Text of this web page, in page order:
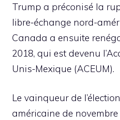
Trump a préconisé la
libre-échange nord-
Canada a ensuite
2018, qui est devenu
Unis-Mexique (ACEUM).
Le vainqueur de
américaine de